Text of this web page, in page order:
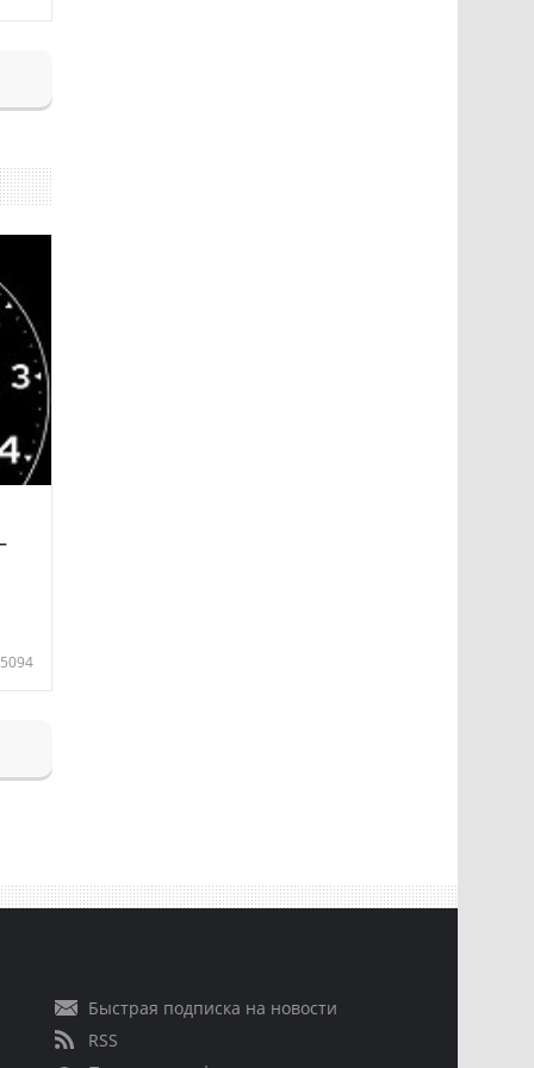
5094
Быстрая подписка на новости
RSS